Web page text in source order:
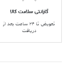
گارانتی سلامت کالا
تعویض تا ۲۴ ساعت بعد از
دریافت